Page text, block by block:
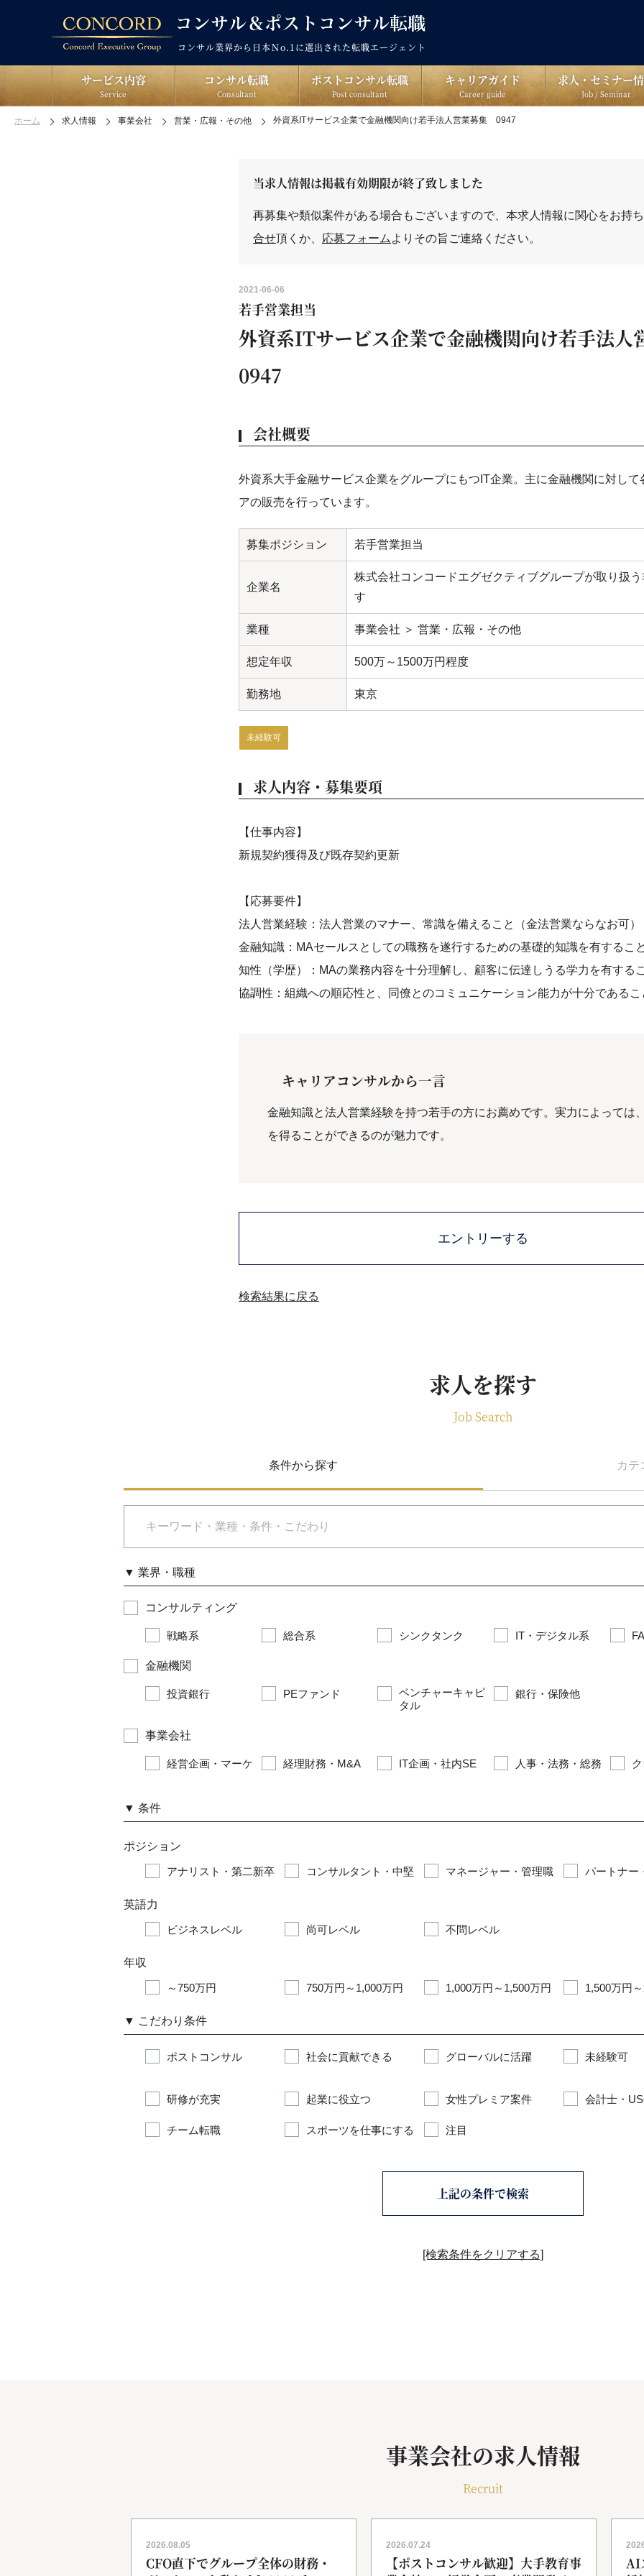
コンサル業界から日本Ｎo.1に選出された転職エージェント
サービス内容
Service
コンサル転職
Consultant
ポストコンサル転職
Post consultant
キャリアガイド
Career guide
求人・セミナー
Job / Seminar
ホーム 求人情報 事業会社 営業・広報・その他 外資系ITサービス企業で金融機関向け若手法人営業募集 0947
当求人情報は掲載有効期限が終了致しました
再募集や類似案件がある場合もございますので、本求人情報に関心をお持
合せ頂くか、 応募フォーム よりその旨ご連絡ください。
2021-06-06
若手営業担当
外資系ITサービス企業で金融機関向け若手法
0947
会社概要
外資系大手金融サービス企業をグループにもつIT企業。主に金融機関に対して
アの販売を行っています。
募集ポジション 若手営業担当
企業名
株式会社コンコードエグゼクティブグループが取り扱
す
業種 事業会社 ＞ 営業・広報・その他
想定年収 500万～1500万円程度
勤務地 東京
未経験可
求人内容・募集要項
【仕事内容】
新規契約獲得及び既存契約更新
【応募要件】
法人営業経験：法人営業のマナー、常識を備えること（金法営業ならなお可）
金融知識：MAセールスとしての職務を遂行するための基礎的知識を有するこ
知性（学歴）：MAの業務内容を十分理解し、顧客に伝達しうる学力を有する
協調性：組織への順応性と、同僚とのコミュニケーション能力が十分であるこ
キャリアコンサルから一言
金融知識と法人営業経験を持つ若手の方にお薦めです。実力によっては
を得ることができるのが魅力です。
エントリーする
検索結果に戻る
求人を探す
Job Search
条件から探す カテ
▼ 業界・職種
コンサルティング
戦略系 総合系 シンクタンク IT・デジタル系
金融機関
投資銀行 PEファンド
ベンチャーキャピ
タル
銀行・保険他
事業会社
経営企画・マーケ 経理財務・M&A IT企画・社内SE 人事・法務・総務
▼ 条件
ポジション
アナリスト・第二新卒 コンサルタント・中堅 マネージャー・管理職 パートナー
英語力
ビジネスレベル 尚可レベル 不問レベル
年収
～750万円 750万円～1,000万円 1,000万円～1,500万円 1,500万円
▼ こだわり条件
ポストコンサル 社会に貢献できる グローバルに活躍 未経験可
研修が充実 起業に役立つ 女性プレミア案件 会計士・
チーム転職 スポーツを仕事にする 注目
上記の条件で検索
[検索条件をクリアする]
事業会社の求人情報
Recruit
2026.08.05
CFO直下でグループ全体の財務・
2026.07.24
【ポストコンサル歓迎】大手教育事
AI